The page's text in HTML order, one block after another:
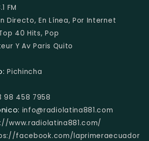
FM
Directo, En Línea, Por Internet
40 Hits, Pop
Y Av Paris Quito
Pichincha
98 458 7958
info@radiolatina881.com
www.radiolatina881.com/
facebook.com/laprimeraecuador